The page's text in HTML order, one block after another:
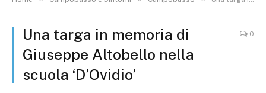
Una targa in memoria di
Giuseppe Altobello nella
scuola ‘D’Ovidio’
0